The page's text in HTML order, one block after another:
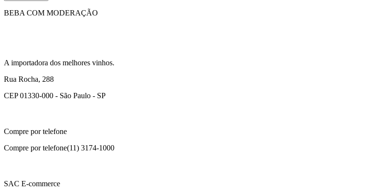
BEBA COM MODERAÇÃO
A importadora dos melhores vinhos.
Rua Rocha, 288
CEP 01330-000 - São Paulo - SP
Compre por telefone
Compre por telefone(11) 3174-1000
SAC E-commerce